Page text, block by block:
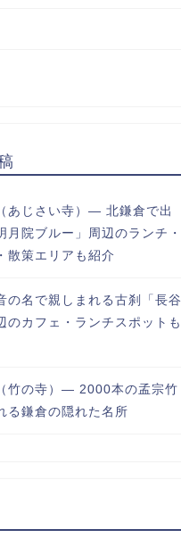
あじさい寺）― 北鎌倉で出
月院ブルー」周辺のランチ・
散策エリアも紹介
の名で親しまれる古刹「長谷
のカフェ・ランチスポットも
竹の寺）― 2000本の孟宗竹
る鎌倉の隠れた名所